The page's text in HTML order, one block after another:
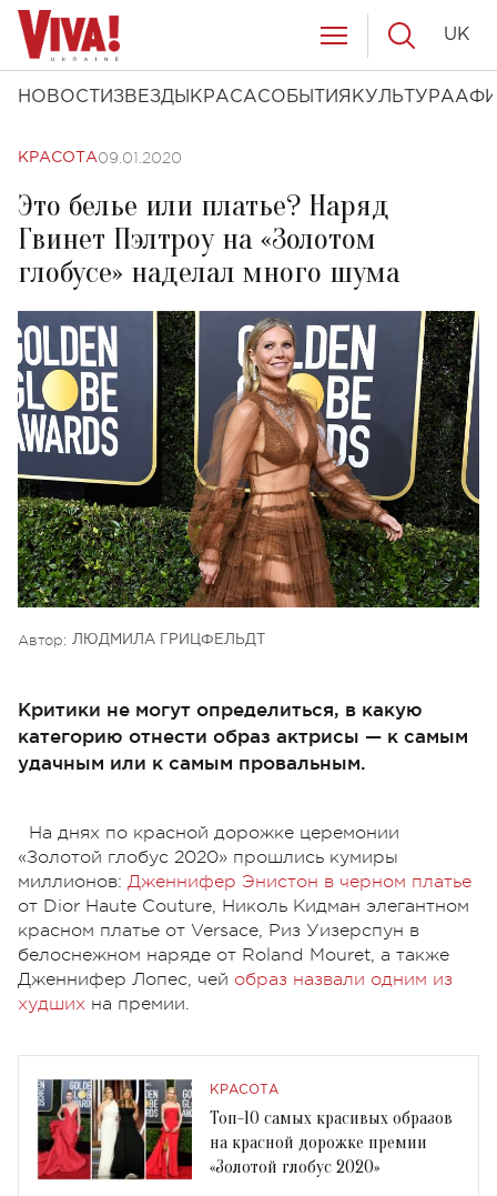
НОВОСТИ ЗВЕЗДЫ КРАСАСОБЫТИЯ КУЛЬТУРА
UK
КРАСОТА09.01.2020
Это белье или платье? Наряд
Гвинет Пэлтроу на «Золотом
глобусе» наделал много шума
Автор: ЛЮДМИЛА ГРИЦФЕЛЬДТ
Критики не могут определиться, в какую
категорию отнести образ актрисы — к самым
удачным или к самым провальным.
На днях по красной дорожке церемонии
«Золотой глобус 2020» прошлись кумиры
миллионов: Дженнифер Энистон в черном платье
от Dior Haute Couture, Николь Кидман элегантном
красном платье от Versace, Риз Уизерспун в
белоснежном наряде от Roland Mouret, а также
Дженнифер Лопес, чей образ назвали одним из
худших на премии.
КРАСОТА
Топ-10 самых красивых образов
на красной дорожке премии
«Золотой глобус 2020»